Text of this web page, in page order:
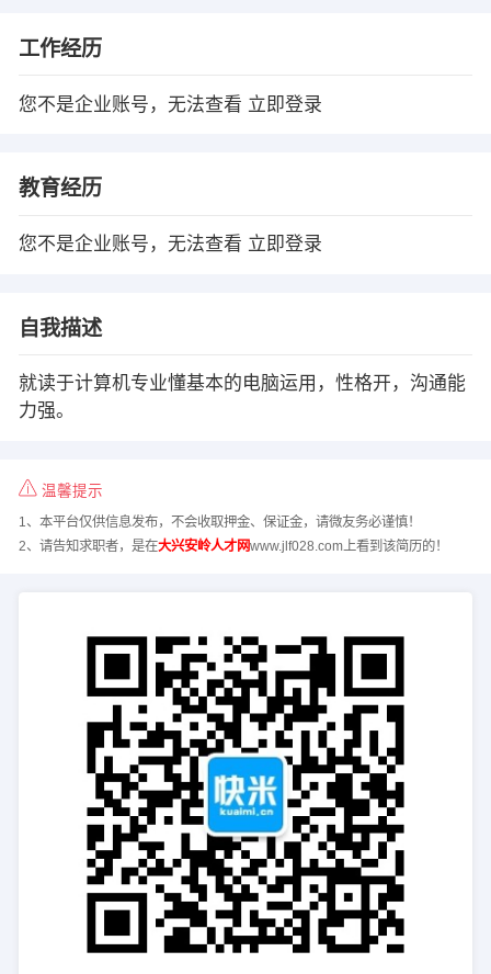
工作经历
您不是企业账号，无法查看 立即登录
教育经历
您不是企业账号，无法查看 立即登录
自我描述
就读于计算机专业懂基本的电脑运用，性格开，沟通能
力强。
温馨提示
1、本平台仅供信息发布，不会收取押金、保证金，请微友务必谨慎！
2、请告知求职者，是在大兴安岭人才网www.jlf028.com上看到该简历的！